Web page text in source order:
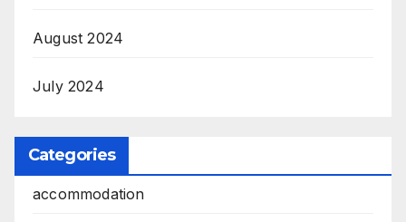
August 2024
July 2024
Categories
accommodation